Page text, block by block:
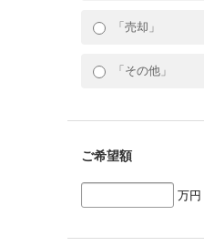
「売却」
「その他」
ご希望額
万円